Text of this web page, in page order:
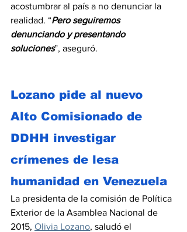
acostumbrar al país a no denunciar la
realidad. “Pero seguiremos
denunciando y presentando
soluciones”, aseguró.
Lozano pide al nuevo
Alto Comisionado de
DDHH investigar
crímenes de lesa
humanidad en Venezuela
La presidenta de la comisión de Política
Exterior de la Asamblea Nacional de
2015, Olivia Lozano, saludó el